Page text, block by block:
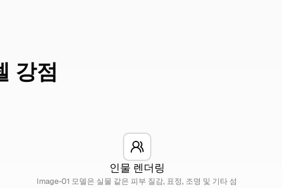
강점
인물 렌더링
Image-01 모델은 실물 같은 피부 질감, 표정, 조명 및 기타 섬